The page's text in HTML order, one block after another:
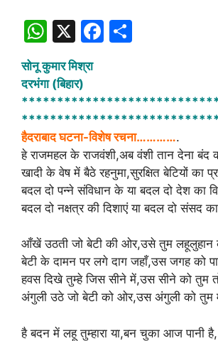
W
at
s
A
p
p
X
F
e
b
o
o
k
e
सोनू कुमार मिश्रा
दरभंगा (बिहार)
हैदराबाद घटना-विशेष रचना………….
हे राजमहल के राजवंशी,अब वंशी तान देना बंद
खादी के वेष में बैठे रहनुमा,सुरक्षित बेटियों का
बदल दो पन्ने संविधान के या बदल दो देश का
बदल दो नक्षत्र की दिशाएं या बदल दो संसद
आँखें उठती जो बेटी की ओर,उसे तुम लहूलुहान
बेटी के दामन पर लगे दाग जहाँ,उस जगह को
हवस दिखे तुम्हे जिस सीने में,उस सीने को तुम
अंगुली उठे जो बेटी को ओर,उस अंगुली को तुम
है बदन में लहू तुम्हारा या,बन चुका आज पानी है,